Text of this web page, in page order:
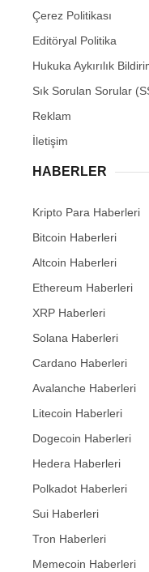
Çerez Politikası
Editöryal Politika
Hukuka Aykırılık
Sık Sorulan Sorular
Reklam
İletişim
HABERLER
Kripto Para Haberleri
Bitcoin Haberleri
Altcoin Haberleri
Ethereum Haberleri
XRP Haberleri
Solana Haberleri
Cardano Haberleri
Avalanche Haberleri
Litecoin Haberleri
Dogecoin Haberleri
Hedera Haberleri
Polkadot Haberleri
Sui Haberleri
Tron Haberleri
Memecoin Haberleri